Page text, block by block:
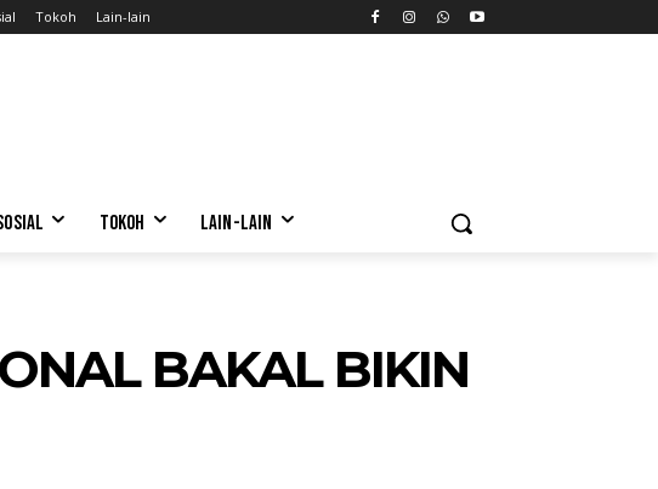
Tokoh Lain-lain
TOKOH LAIN-LAIN
BAKAL BIKIN